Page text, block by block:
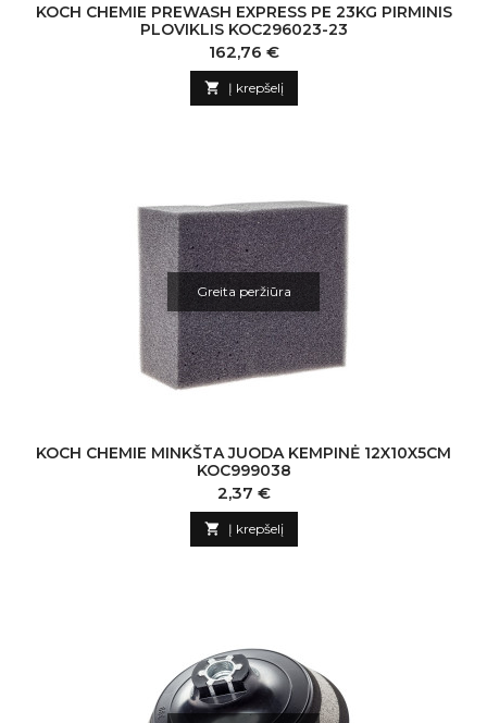
KOCH CHEMIE PREWASH EXPRESS PE 23KG PIRMINIS
PLOVIKLIS KOC296023-23
Kaina
162,76 €
 Į krepšelį
Greita peržiūra
KOCH CHEMIE MINKŠTA JUODA KEMPINĖ 12X10X5CM
KOC999038
Kaina
2,37 €
 Į krepšelį